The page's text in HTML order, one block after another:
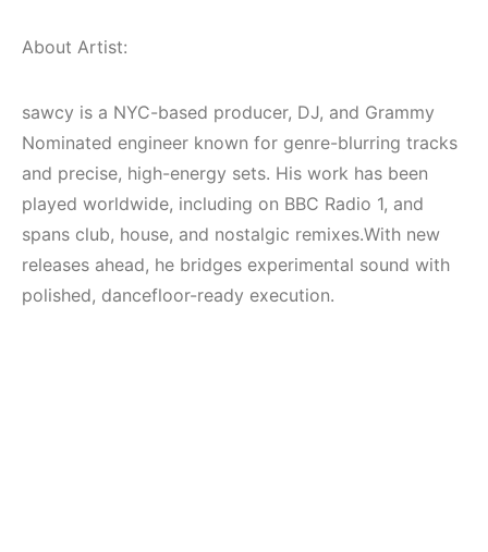
/
Müzik
2022 –
Techno,
Alaçatı / Akyaka /
Kuşadası /
Elektronik Müzik
Mekanları ve
Etkinlikleri 2023
(Downtempo,
House, Techno)
About Artist:
sawcy is a NYC-based producer, DJ, and Grammy
Nominated engineer known for genre-blurring tracks
and precise, high-energy sets. His work has been
played worldwide, including on BBC Radio 1, and
spans club, house, and nostalgic remixes.With new
releases ahead, he bridges experimental sound with
polished, dancefloor-ready execution.